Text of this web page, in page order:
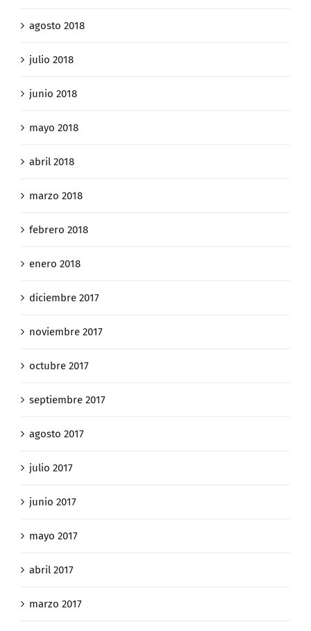
agosto 2018
julio 2018
junio 2018
mayo 2018
abril 2018
marzo 2018
febrero 2018
enero 2018
diciembre 2017
noviembre 2017
octubre 2017
septiembre 2017
agosto 2017
julio 2017
junio 2017
mayo 2017
abril 2017
marzo 2017